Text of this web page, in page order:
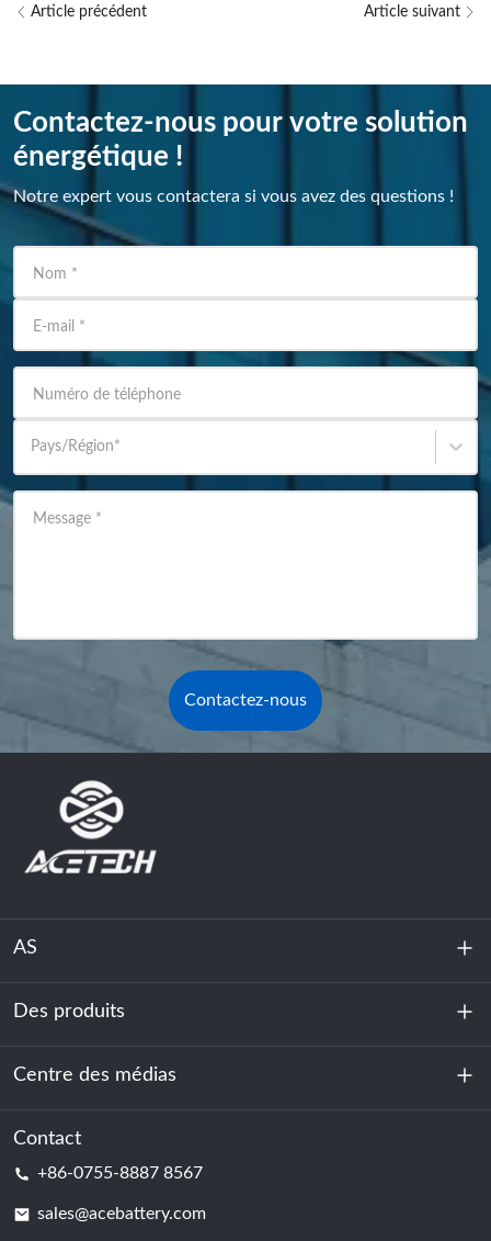
Article précédent Article suivant
Contactez-nous pour votre solution
énergétique !
Notre expert vous contactera si vous avez des questions !
Nom *
E-mail *
Numéro de téléphone
Pays/Région*
Message *
Contactez-nous
AS
À propos de nous
Durabilité
Des produits
Stockage d'énergie
Centre de données et salle des serveurs
Centre des médias
Nouvelles
Contact
+86-0755-8887 8567
sales@acebattery.com